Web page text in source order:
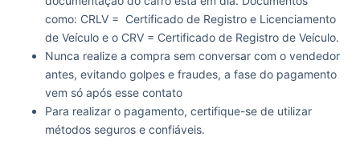
como: CRLV = Certificado de Registro e Licenciamento
de Veículo e o CRV = Certificado de Registro de Veículo.
Nunca realize a compra sem conversar com o vendedor
antes, evitando golpes e fraudes, a fase do pagamento
vem só após esse contato
Para realizar o pagamento, certifique-se de utilizar
métodos seguros e confiáveis.